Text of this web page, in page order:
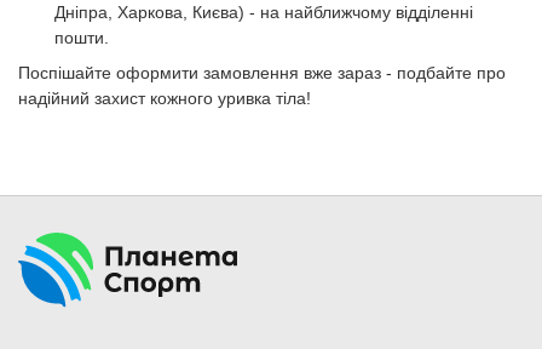
Дніпра, Харкова, Києва) - на найближчому відділенні
пошти.
Поспішайте оформити замовлення вже зараз - подбайте про
надійний захист кожного уривка тіла!